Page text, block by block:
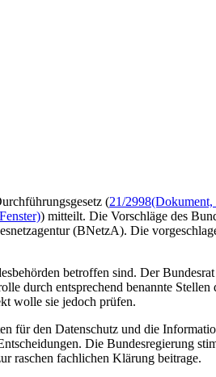
(21/2998(Dokument,
) mitteilt. Die Vorschläge des
(BNetzA). Die
betroffen sind. Der
durch entsprechend benannte
wolle sie jedoch prüfen.
für den Datenschutz und die
Die Bundesregierung
raschen fachlichen Klärung beitrage.